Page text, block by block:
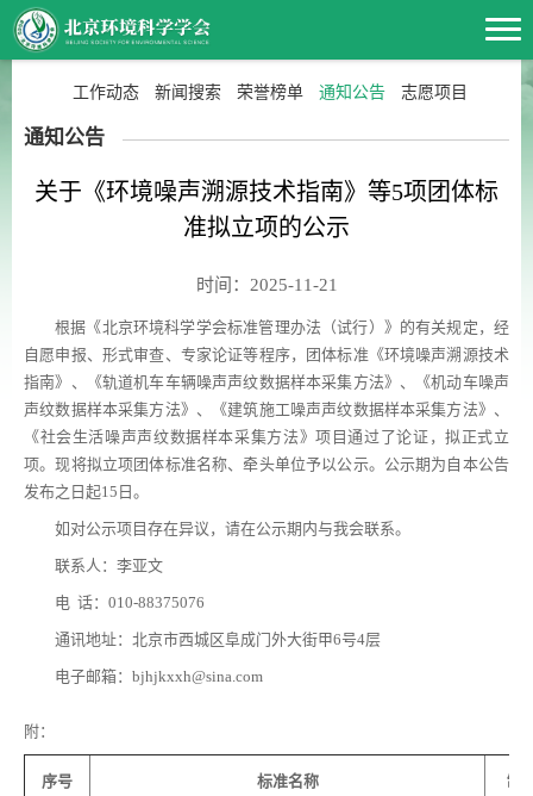
工作动态 新闻搜索 荣誉榜单 通知公告 志愿项目
通知公告
关于《环境噪声溯源技术指南》等5项团体标
准拟立项的公示
时间：2025-11-21
根据《北京环境科学学会标准管理办法（试行）》的有关规定，经
自愿申报、形式审查、专家论证等程序，团体标准《环境噪声溯源技术
指南》、《轨道机车车辆噪声声纹数据样本采集方法》、《机动车噪声
声纹数据样本采集方法》、《建筑施工噪声声纹数据样本采集方法》、
《社会生活噪声声纹数据样本采集方法》项目通过了论证，拟正式立
项。现将拟立项团体标准名称、牵头单位予以公示。公示期为自本公告
发布之日起15日。
如对公示项目存在异议，请在公示期内与我会联系。
联系人：李亚文
电 话：010-88375076
通讯地址：北京市西城区阜成门外大街甲6号4层
电子邮箱：bjhjkxxh@sina.com
附：
序号 标准名称 制